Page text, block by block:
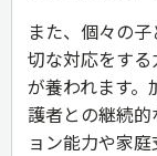
また、個々の
切な対応をす
が養われます
護者との継続
ョン能力や家庭